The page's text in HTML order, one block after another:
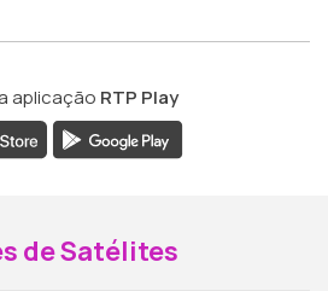
aplicação RTP Play
de Satélites